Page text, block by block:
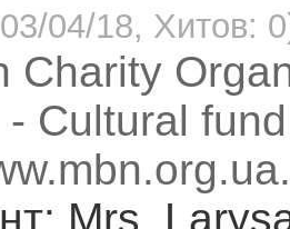
04/18, Хитов:
Charity
- Cultural
: Mrs.